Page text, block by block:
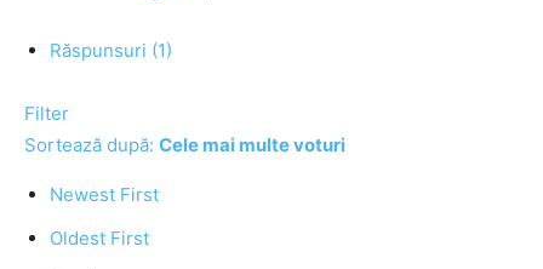
Răspunsuri (1)
Filter
Sortează după: Cele mai multe voturi
Newest First
Oldest First